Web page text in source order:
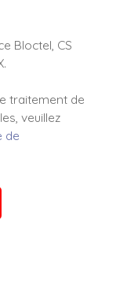
Bloctel, CS
traitement de
veuillez
de